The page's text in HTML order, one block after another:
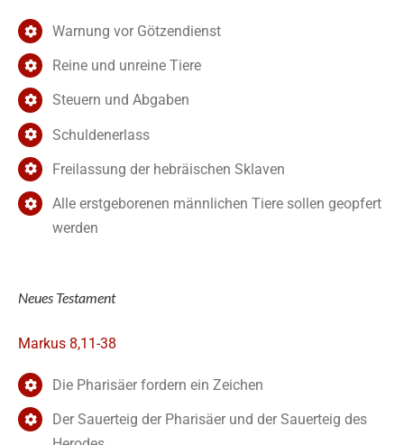
Warnung vor Götzendienst
Reine und unreine Tiere
Steuern und Abgaben
Schuldenerlass
Freilassung der hebräischen Sklaven
Alle erstgeborenen männlichen Tiere sollen geopfert
werden
Neues Testament
Markus 8,11-38
Die Pharisäer fordern ein Zeichen
Der Sauerteig der Pharisäer und der Sauerteig des